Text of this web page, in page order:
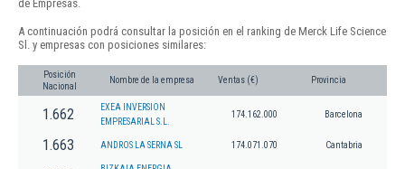
de Empresas.
A continuación podrá consultar la posición en el ranking de Merck Life Science
Sl. y empresas con posiciones similares:
Posición
Nacional
Nombre de la empresa Ventas (€) Provincia
1.662
EXEA INVERSION
EMPRESARIAL S.L.
174.162.000 Barcelona
1.663 ANDROS LA SERNA SL 174.071.070 Cantabria